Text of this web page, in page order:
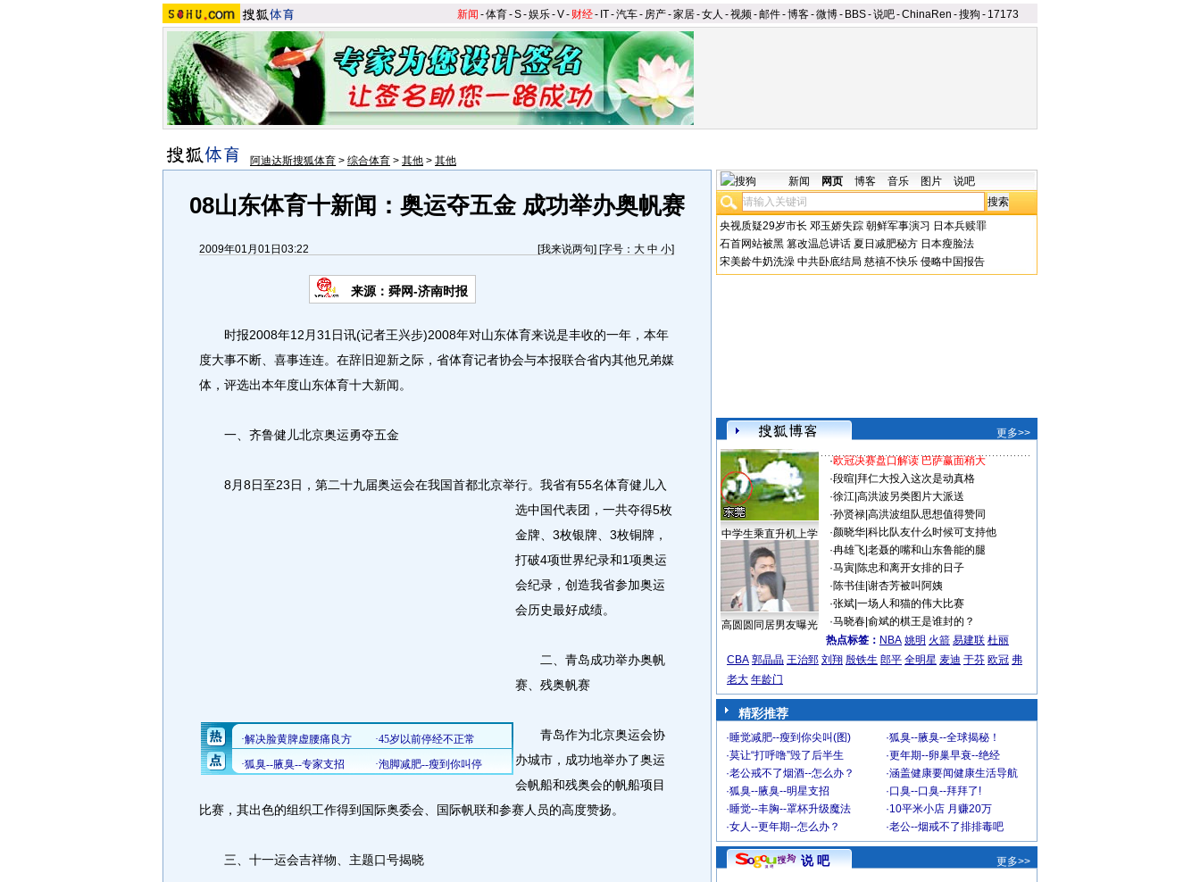
新闻 -体育-S-娱乐-V- 财经- IT-汽车- 房产-家居-女人 -视频-邮件-博客-微博- BBS-说吧-ChinaRen -搜狗 - 17173
阿迪达斯搜狐体育 > 综合体育 > 其他 > 其他
08山东体育十新闻：奥运夺五金 成功举办奥帆赛
2009年01月01日03:22 [我来说两句] [字号： 大 中 小]
来源：舜网-济南时报
时报2008年12月31日讯(记者王兴步)2008年对山东体育来说是丰收的一年，本年
度大事不断、喜事连连。在辞旧迎新之际，省体育记者协会与本报联合省内其他兄弟媒
体，评选出本年度山东体育十大新闻。
一、齐鲁健儿北京奥运勇夺五金
8月8日至23日，第二十九届奥运会在我国首都北京举行。 我省有55名体育健儿入
选中国代表团，一共夺得5枚
金牌、3枚银牌、3枚铜牌，
打破4项世界纪录和1项奥运
会纪录，创造我省参加奥运
会历史最好成绩。
二、青岛成功举办奥帆
赛、残奥帆赛
青岛作为北京奥运会协
办城市，成功地举办了奥运
会帆船和残奥会的帆船项目
比赛，其出色的组织工作得到国际奥委会、国际帆联和参赛人员的高度赞扬。
三、十一运会吉祥物、主题口号揭晓
新闻 网页 博客 音乐 图片 说吧
央视质疑29岁市长 邓玉娇失踪 朝鲜军事演习 日本兵赎罪
石首网站被黑 篡改温总讲话 夏日减肥秘方 日本瘦脸法
宋美龄牛奶洗澡 中共卧底结局 慈禧不快乐 侵略中国报告
更多>>
中学生乘直升机上学
高圆圆同居男友曝光
·欧冠决赛盘口解读 巴萨赢面稍大
·段暄 拜仁大投入这次是动真格
·徐江| 高洪波另类图片大派送
·孙贤禄| 高洪波组队思想值得赞同
·颜晓华| 科比队友什么时候可支持他
·冉雄飞| 老聂的嘴和山东鲁能的腿
·马寅| 陈忠和离开女排的日子
·陈书佳| 谢杏芳被叫阿姨
·张斌| 一场人和猫的伟大比赛
·马晓春| 俞斌的棋王是谁封的？
热点标签： NBA 姚明 火箭 易建联 杜丽
CBA 郭晶晶 王治郅 刘翔 殷铁生 郎平 全明星 麦迪 于芬 欧冠 弗
老大 年龄门
精彩推荐
·睡觉减肥--瘦到你尖叫(图) ·狐臭--腋臭--全球揭秘！
·莫让“打呼噜”毁了后半生 ·更年期--卵巢早衰--绝经
·老公戒不了烟酒--怎么办？ ·涵盖健康要闻健康生活导航
·狐臭--腋臭--明星支招 ·口臭--口臭--拜拜了!
·睡觉--丰胸--罩杯升级魔法 ·10平米小店 月赚20万
·女人--更年期--怎么办？ ·老公--烟戒不了排排毒吧
说 吧 更多>>